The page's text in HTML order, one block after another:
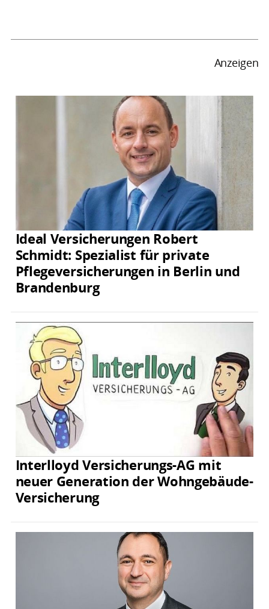
Anzeigen
Ideal Versicherungen Robert
Schmidt: Spezialist für private
Pflegeversicherungen in Berlin und
Brandenburg
Interlloyd Versicherungs-AG mit
neuer Generation der Wohngebäude-
Versicherung